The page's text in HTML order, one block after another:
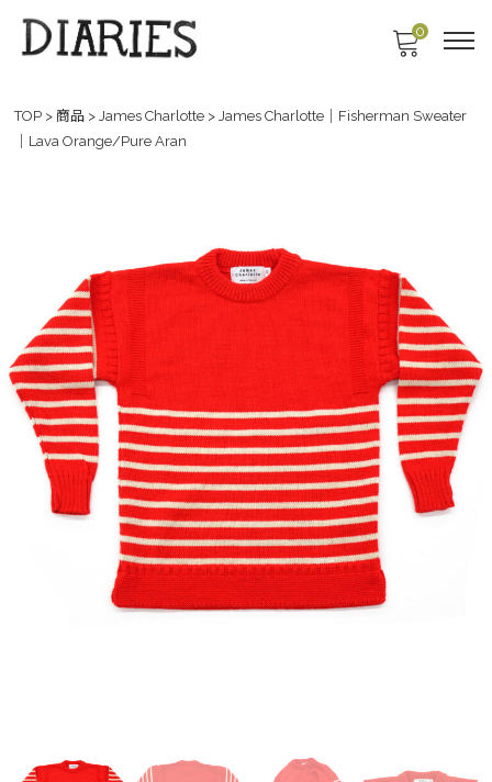
0
TOP > 商品 > James Charlotte > James Charlotte｜Fisherman Sweater
｜Lava Orange/Pure Aran